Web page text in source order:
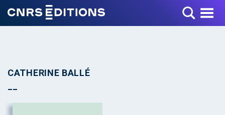
Toggle Menu
CATHERINE BALLÉ